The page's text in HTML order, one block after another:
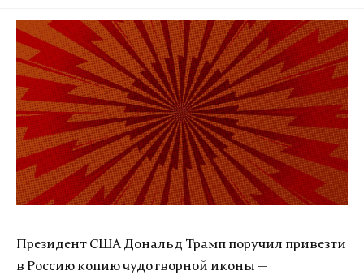
Президент США Дональд Трамп поручил привезти
в Россию копию чудотворной иконы —